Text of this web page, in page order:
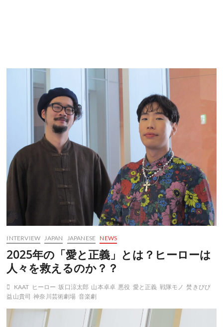
INTERVIEW JAPAN JAPANESE NEWS
2025年の「愛と正義」とは？ヒーローは
人々を救えるのか？？
KAAT ヒーロー 坂口涼太郎 山本卓卓 悪役 愛と正義 戦隊モノ 焚きびび
益山貴司 神奈川芸術劇場 音楽劇